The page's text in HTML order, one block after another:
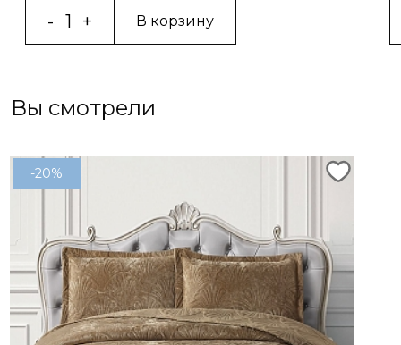
В корзину
Вы смотрели
-20%